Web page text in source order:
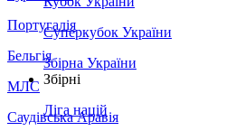
Португалія
Бельгія
МЛС
Саудівська Аравія
Суперкубок України
Збірна України
Збірні
Ліга націй